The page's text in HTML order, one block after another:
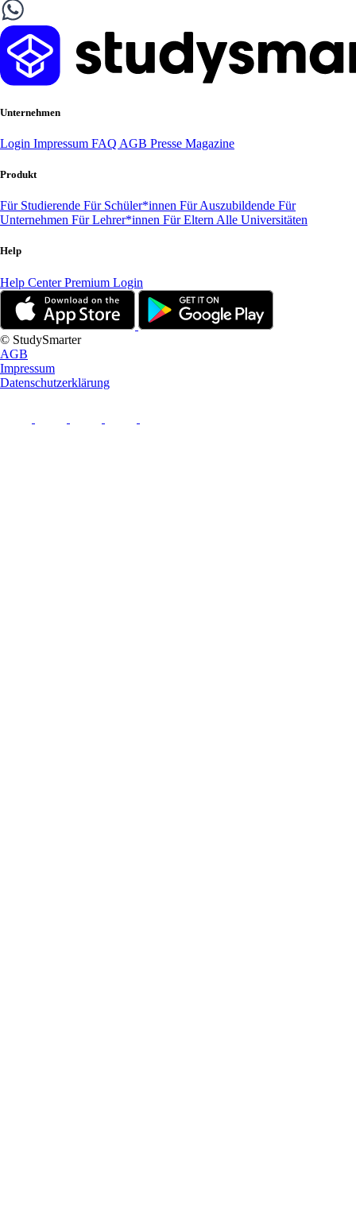
Unternehmen
Login Impressum FAQ AGB Presse Magazine
Produkt
Für Studierende Für Schüler*innen Für Auszubildende Für
Unternehmen Für Lehrer*innen Für Eltern Alle Universitäten
Help
Help CenterPremium Login
© StudySmarter
AGB
Impressum
Datenschutzerklärung